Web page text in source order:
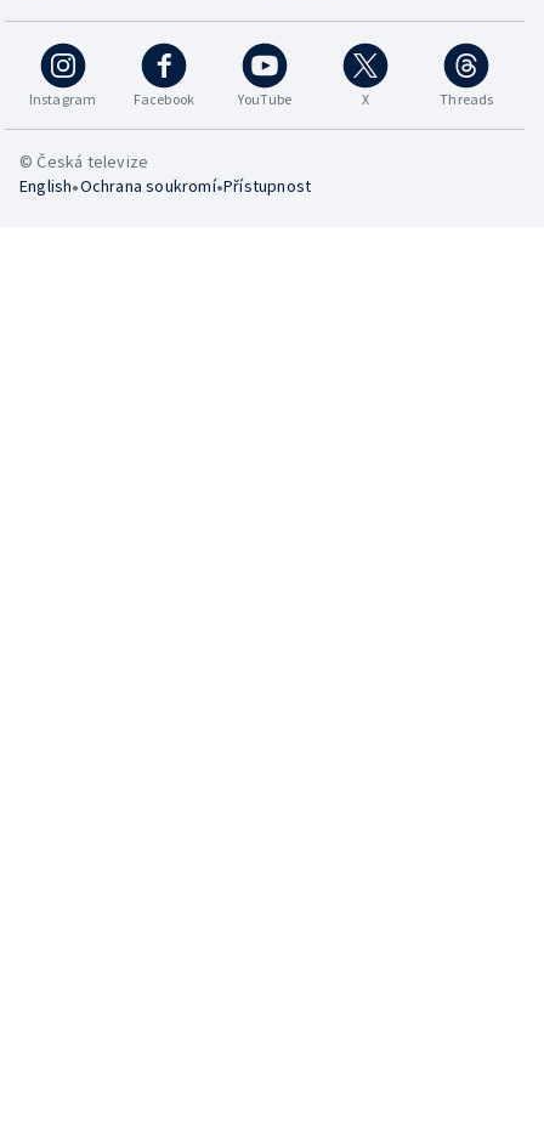
Instagram Facebook YouTube X Threads
© Česká televize
English•Ochrana soukromí•Přístupnost